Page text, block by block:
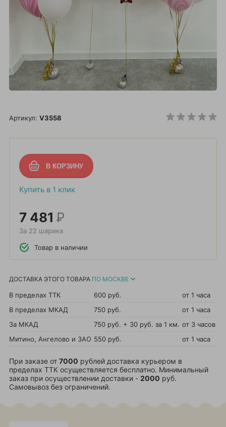
Артикул: V3558
Купить в 1 клик
7 481 Р
За 22 шарика
Товар в наличии
ДОСТАВКА ЭТОГО ТОВАРА ПО МОСКВЕ
В пределах ТТК 600 руб.
от 1 часа
В пределах МКАД
750 руб.
от 1 часа
За МКАД
750 руб. + 30 руб. за 1 км. от 3 часов
Митино, Ангелово и ЗАО 550 руб. от 1 часа
При заказе от 7000 рублей доставка курьером в
пределах ТТК осуществляется бесплатно. Минимальный
заказ при осуществлении доставки - 2000 руб.
Самовывоз без ограничений.